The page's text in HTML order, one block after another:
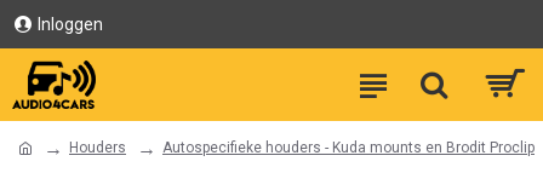
Inloggen
Houders Autospecifieke houders - Kuda mounts en Brodit Proclip